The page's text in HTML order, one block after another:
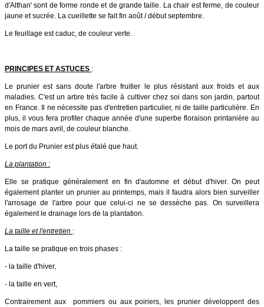
d'Althan' sont de forme ronde et de grande taille. La chair est ferme, de couleur
jaune et sucrée. La cueillette se fait fin août / début septembre.
Le feuillage est caduc, de couleur verte.
PRINCIPES ET ASTUCES :
Le prunier est sans doute l'arbre fruitier le plus résistant aux froids et aux
maladies. C'est un arbre très facile à cultiver chez soi dans son jardin, partout
en France. Il ne nécessite pas d'entretien particulier, ni de taille particulière. En
plus, il vous fera profiter chaque année d'une superbe floraison printanière au
mois de mars avril, de couleur blanche.
Le port du Prunier est plus étalé que haut.
La plantation :
Elle se pratique généralement en fin d'automne et début d'hiver. On peut
également planter un prunier au printemps, mais il faudra alors bien surveiller
l'arrosage de l'arbre pour que celui-ci ne se dessèche pas. On surveillera
également le drainage lors de la plantation.
La taille et l'entretien :
La taille se pratique en trois phases :
- la taille d'hiver,
- la taille en vert,
Contrairement aux pommiers ou aux poiriers, les prunier développent des